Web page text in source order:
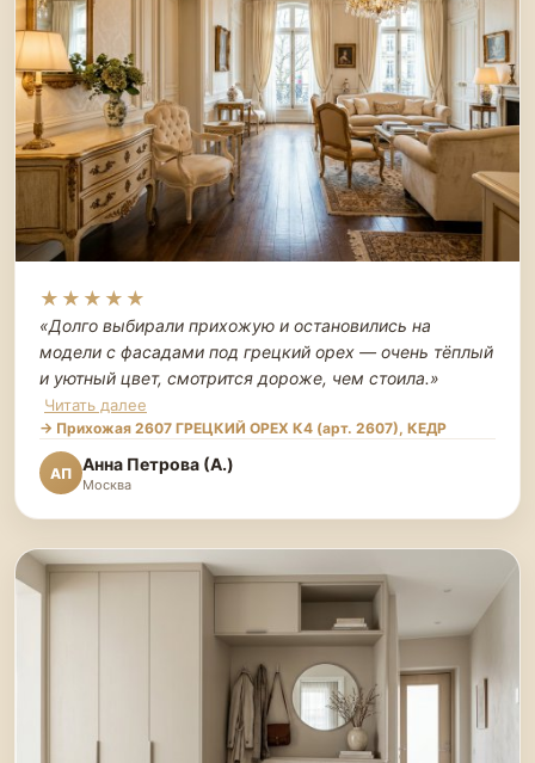
★★★★★
«Долго выбирали прихожую и остановились на
модели с фасадами под грецкий орех — очень тёплый
и уютный цвет, смотрится дороже, чем стоила.»
Читать далее
→ Прихожая 2607 ГРЕЦКИЙ ОРЕХ К4 (арт. 2607), КЕДР
АП Анна Петрова (А.)
Москва